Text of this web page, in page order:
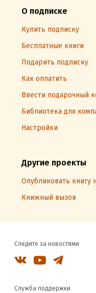
О подписке
Купить подписку
Бесплатные книги
Подарить подписку
Как оплатить
Ввести подарочный
Библиотека для
Настройки
Другие проекты
Опубликовать книгу
Книжный вызов
Следите за новостями
Служба поддержки